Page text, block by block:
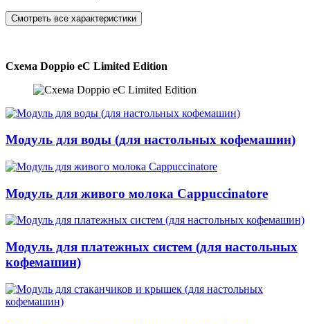
Смотреть все характеристики
Схема Doppio eC Limited Edition
Модуль для воды (для настольных кофемашин)
Модуль для живого молока Cappuccinatore
Модуль для платежных систем (для настольных
кофемашин)